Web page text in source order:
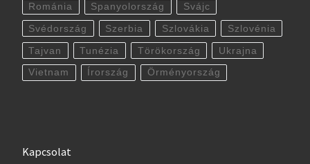
Románia Spanyolország Svájc
Svédország Szerbia Szlovákia Szlovénia
Tajvan Tunézia Törökország Ukrajna
Vietnam Írország Örményország
Kapcsolat